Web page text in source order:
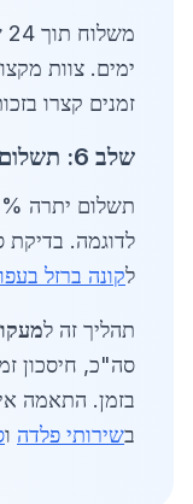
זמנים קצרו
שלב 6: תשלום סופי ובקרה
לקונה ברזל
תהליך זה ל
בזמן. התאמה
בשירותי פלדה ו